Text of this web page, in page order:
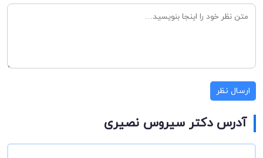
ارسال نظر
آدرس دکتر سیروس نصیری